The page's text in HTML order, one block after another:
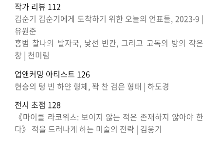
작가 리뷰 112
김순기 김순기에게 도착하기 위한 오늘의 언표들, 2023-9 |
유원준
홍범 찰나의 발자국, 낯선 빈칸, 그리고 고독의 방의 작은
창 | 천미림
업앤커밍 아티스트 126
현승의 텅 빈 하얀 형체, 꽉 찬 검은 형태 | 하도경
전시 초점 128
《마이클 라코위츠: 보이지 않는 적은 존재하지 않아야 한
다》 적을 드러나게 하는 미술의 전략 | 김웅기